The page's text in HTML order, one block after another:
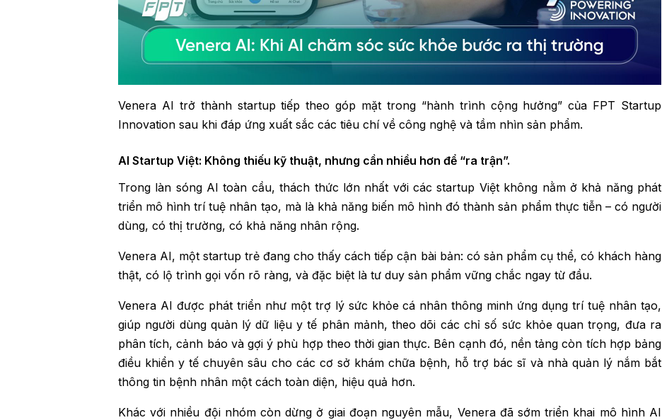
Venera AI trở thành startup tiếp theo góp mặt trong “hành trình cộng hưởng” của FPT Startup
Innovation sau khi đáp ứng xuất sắc các tiêu chí về công nghệ và tầm nhìn sản phẩm.
AI Startup Việt: Không thiếu kỹ thuật, nhưng cần nhiều hơn để “ra trận”.
Trong làn sóng AI toàn cầu, thách thức lớn nhất với các startup Việt không nằm ở khả năng phát
triển mô hình trí tuệ nhân tạo, mà là khả năng biến mô hình đó thành sản phẩm thực tiễn – có người
dùng, có thị trường, có khả năng nhân rộng.
Venera AI, một startup trẻ đang cho thấy cách tiếp cận bài bản: có sản phẩm cụ thể, có khách hàng
thật, có lộ trình gọi vốn rõ ràng, và đặc biệt là tư duy sản phẩm vững chắc ngay từ đầu.
Venera AI được phát triển như một trợ lý sức khỏe cá nhân thông minh ứng dụng trí tuệ nhân tạo,
giúp người dùng quản lý dữ liệu y tế phân mảnh, theo dõi các chỉ số sức khỏe quan trọng, đưa ra
phân tích, cảnh báo và gợi ý phù hợp theo thời gian thực. Bên cạnh đó, nền tảng còn tích hợp bảng
điều khiển y tế chuyên sâu cho các cơ sở khám chữa bệnh, hỗ trợ bác sĩ và nhà quản lý nắm bắt
thông tin bệnh nhân một cách toàn diện, hiệu quả hơn.
Khác với nhiều đội nhóm còn dừng ở giai đoạn nguyên mẫu, Venera đã sớm triển khai mô hình AI